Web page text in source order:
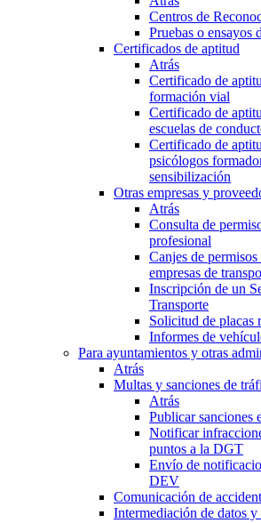
Centros de
Pruebas o ensayos
Certificados de aptitud
Atrás
Certificado de
formación vial
Certificado de
escuelas de
Certificado de
psicólogos
sensibilización
Otras empresas y
Atrás
Consulta de
profesional
Canjes de
empresas de
Inscripción de un
Transporte
Solicitud de placas
Informes de
Para ayuntamientos y otras
Atrás
Multas y sanciones de
Atrás
Publicar
Notificar
puntos a la DGT
Envío de
DEV
Comunicación de
Intermediación de datos y